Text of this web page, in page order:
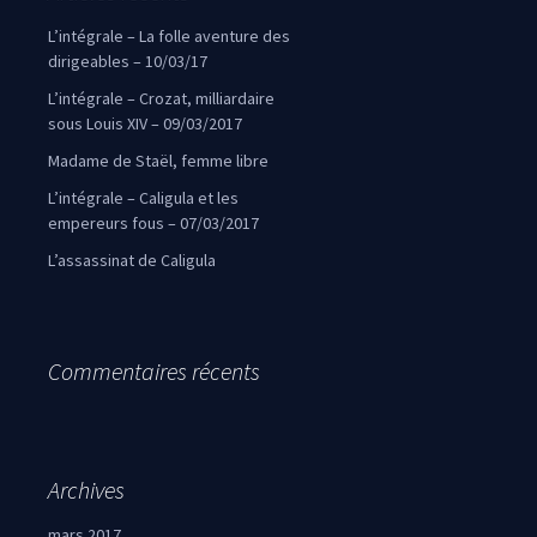
L’intégrale – La folle aventure des
dirigeables – 10/03/17
L’intégrale – Crozat, milliardaire
sous Louis XIV – 09/03/2017
Madame de Staël, femme libre
L’intégrale – Caligula et les
empereurs fous – 07/03/2017
L’assassinat de Caligula
Commentaires récents
Archives